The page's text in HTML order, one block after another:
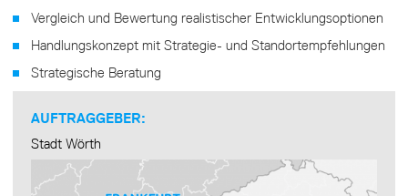
Vergleich und Bewertung realistischer Entwicklungsoptionen
Handlungskonzept mit Strategie- und Standortempfehlungen
Strategische Beratung
AUFTRAGGEBER:
Stadt Wörth